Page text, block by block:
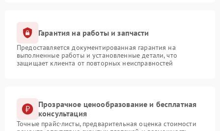
Гарантия на работы и запчасти
Предоставляется документированная гарантия на
выполненные работы и установленные детали, что
защищает клиента от повторных неисправностей
Прозрачное ценообразование и бесплатная
консультация
Точные прайс-листы, предварительная оценка стоимости